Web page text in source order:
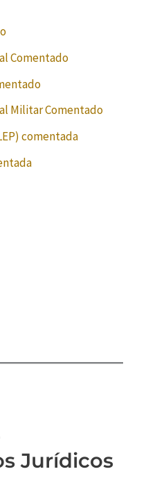
Comentado
Militar Comentado
comentada
Jurídicos